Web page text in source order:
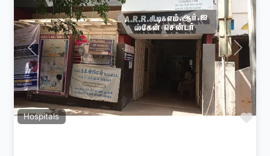
Hospitals
Previous Next